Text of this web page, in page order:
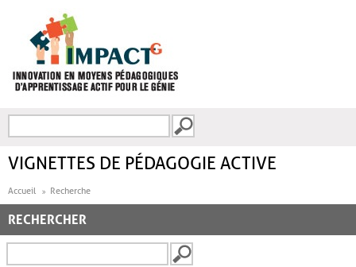
FORMULAIRE DE
VIGNETTES DE PÉDAGOGIE ACTIVE
Accueil Recherche
RECHERCHER